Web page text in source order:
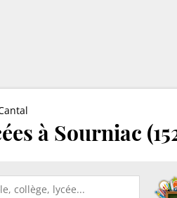
à Sourniac